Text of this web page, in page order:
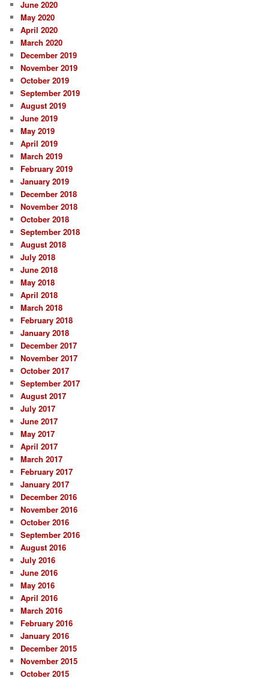
June 2020
May 2020
April 2020
March 2020
December 2019
November 2019
October 2019
September 2019
August 2019
June 2019
May 2019
April 2019
March 2019
February 2019
January 2019
December 2018
November 2018
October 2018
September 2018
August 2018
July 2018
June 2018
May 2018
April 2018
March 2018
February 2018
January 2018
December 2017
November 2017
October 2017
September 2017
August 2017
July 2017
June 2017
May 2017
April 2017
March 2017
February 2017
January 2017
December 2016
November 2016
October 2016
September 2016
August 2016
July 2016
June 2016
May 2016
April 2016
March 2016
February 2016
January 2016
December 2015
November 2015
October 2015